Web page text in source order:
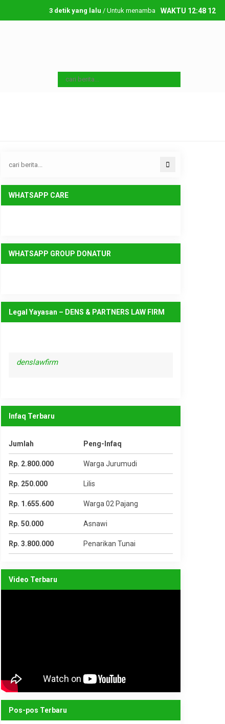
3 detik yang lalu / Untuk menambahkan running text silahkan
WAKTU 12:48 13
WHATSAPP CARE
WHATSAPP GROUP DONATUR
Legal Yayasan – DENS & PARTNERS LAW FIRM
denslawfirm
Infaq Terbaru
Jumlah Peng-Infaq
Rp. 2.800.000 Warga Jurumudi
Rp. 250.000 Lilis
Rp. 1.655.600 Warga 02 Pajang
Rp. 50.000 Asnawi
Rp. 3.800.000 Penarikan Tunai
Video Terbaru
Pos-pos Terbaru